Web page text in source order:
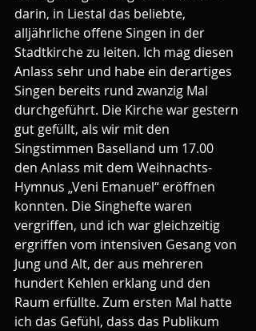
darin, in Liestal das beliebte,
alljährliche offene Singen in der
Stadtkirche zu leiten. Ich mag diesen
Anlass sehr und habe ein derartiges
Singen bereits rund zwanzig Mal
durchgeführt. Die Kirche war gestern
gut gefüllt, als wir mit den
Singstimmen Baselland um 17.00
den Anlass mit dem Weihnachts-
Hymnus „Veni Emanuel“ eröffnen
konnten. Die Singhefte waren
vergriffen, und ich war gleichzeitig
ergriffen vom intensiven Gesang von
Jung und Alt, der aus mehreren
hundert Kehlen erklang und den
Raum erfüllte. Zum ersten Mal hatte
ich das Gefühl, dass das Publikum